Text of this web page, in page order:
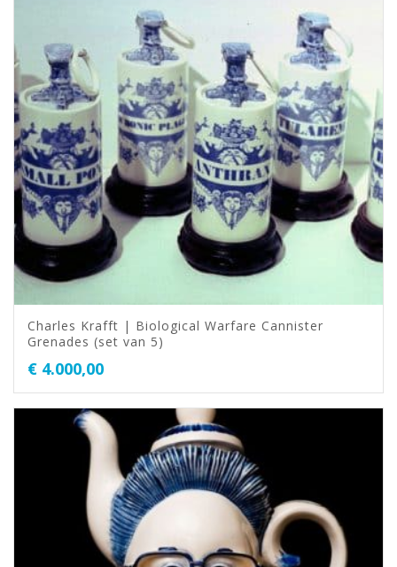
Charles Krafft | Biological Warfare Cannister
Grenades (set van 5)
€ 4.000,00